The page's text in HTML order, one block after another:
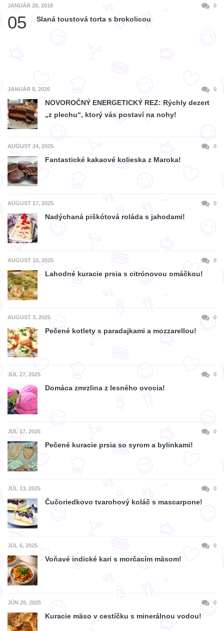
JANUÁR 28, 2018 0
05 Slaná toustová torta s brokolicou
JANUÁR 8, 2026 0
NOVOROČNÝ ENERGETICKÝ REZ: Rýchly dezert
„z plechu“, ktorý vás postaví na nohy!
AUGUST 24, 2025 0
Fantastické kakaové kolieska z Maroka!
AUGUST 17, 2025 0
Nadýchaná piškótová roláda s jahodami!
AUGUST 10, 2025 0
Lahodné kuracie prsia s citrónovou omáčkou!
AUGUST 3, 2025 0
Pečené kotlety s paradajkami a mozzarellou!
JÚL 27, 2025 0
Domáca zmrzlina z lesného ovocia!
JÚL 17, 2025 0
Pečené kuracie prsia so syrom a bylinkami!
JÚL 13, 2025 0
Čučoriedkovo tvarohový koláč s mascarpone!
JÚL 6, 2025 0
Voňavé indické kari s morčacím mäsom!
JÚN 29, 2025 0
Kuracie mäso v cestíčku s minerálnou vodou!